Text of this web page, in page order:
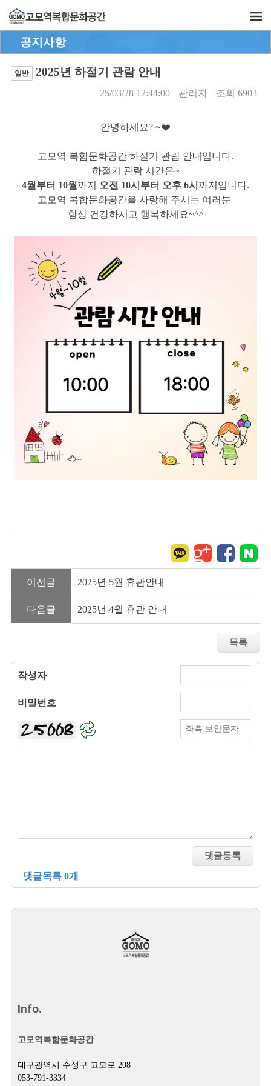
공지사항
일반 2025년 하절기 관람 안내
25/03/28 12:44:00 관리자 조회 6903
안녕하세요? ~❤️
고모역 복합문화공간 하절기 관람 안내입니다.
하절기 관람 시간은~
4월부터 10월 까지 오전 10시부터 오후 6시 까지입니다.
고모역 복합문화공간을 사랑해 주시는 여러분
항상 건강하시고 행복하세요~^^
이전글 2025년 5월 휴관안내
다음글 2025년 4월 휴관 안내
작성자
비밀번호
댓글목록 0개
Info.
고모역복합문화공간
대구광역시 수성구 고모로 208
053-791-3334